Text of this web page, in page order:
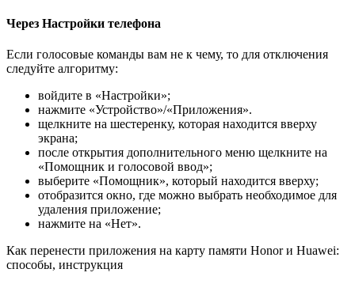
Через Настройки телефона
Если голосовые команды вам не к чему, то для отключения
следуйте алгоритму:
войдите в «Настройки»;
нажмите «Устройство»/«Приложения».
щелкните на шестеренку, которая находится вверху
экрана;
после открытия дополнительного меню щелкните на
«Помощник и голосовой ввод»;
выберите «Помощник», который находится вверху;
отобразится окно, где можно выбрать необходимое для
удаления приложение;
нажмите на «Нет».
Как перенести приложения на карту памяти Honor и Huawei:
способы, инструкция